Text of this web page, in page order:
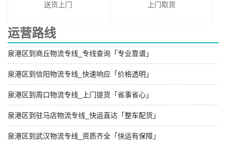
送货上门 上门取货
运营路线
泉港区到商丘物流专线_专线查询「专业靠谱」
泉港区到信阳物流专线_快速响应「价格透明」
泉港区到周口物流专线_上门提货「省事省心」
泉港区到驻马店物流专线_快运直达「整车配货」
泉港区到武汉物流专线_资质齐全「快运有保障」